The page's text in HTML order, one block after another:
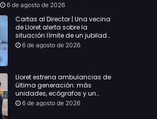
6 de agosto de 2026
Cartas al Director | Una vecina
de Lloret alerta sobre la
situación límite de un jubilado
de 65 años y pide una
6 de agosto de 2026
Lloret estrena ambulancias de
última generación: más
unidades, ecógrafos y un
servicio reforzado las 24 horas
6 de agosto de 2026